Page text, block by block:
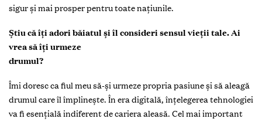
sigur și mai prosper pentru toate națiunile.
Știu că îți adori băiatul și îl consideri sensul vieții tale. Ai
vrea să îți urmeze
drumul?
Îmi doresc ca fiul meu să-și urmeze propria pasiune și să aleagă
drumul care îl împlinește. În era digitală, înțelegerea tehnologiei
va fi esențială indiferent de cariera aleasă. Cel mai important